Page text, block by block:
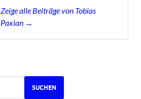
Zeige alle Beiträge von Tobias
Paxian →
SUCHEN